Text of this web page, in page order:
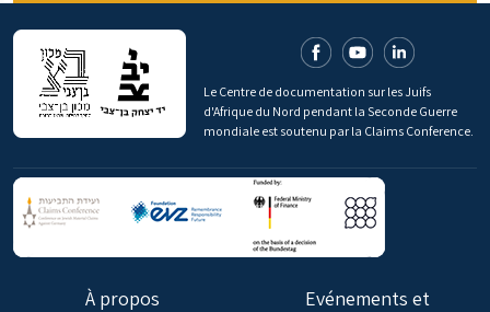
Le Centre de documentation sur les Juifs
d'Afrique du Nord pendant la Seconde Guerre
mondiale est soutenu par la Claims Conference.
À propos
Evénements et